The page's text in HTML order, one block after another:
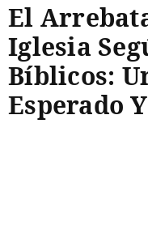
El
Iglesia
Bíblicos:
Esperado